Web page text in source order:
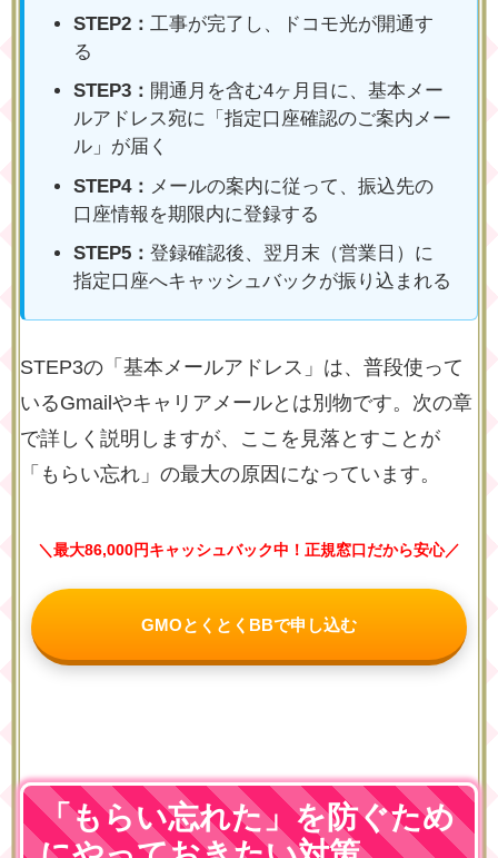
STEP2：工事が完了し、ドコモ光が開通す
る
STEP3： 開通月を含む4ヶ月目に、基本メー
ルアドレス宛に「指定口座確認のご案内メー
ル」が届く
STEP4： メールの案内に従って、振込先の
口座情報を期限内に登録する
STEP5：登録確認後、翌月末（営業日）に
指定口座へキャッシュバックが振り込まれる
STEP3の「基本メールアドレス」は、普段使って
いるGmailやキャリアメールとは別物です。次の章
で詳しく説明しますが、ここを見落とすことが
「もらい忘れ」の最大の原因になっています。
＼最大86,000円キャッシュバック中！正規窓口だから安心／
GMOとくとくBBで申し込む
「もらい忘れた」を防ぐため